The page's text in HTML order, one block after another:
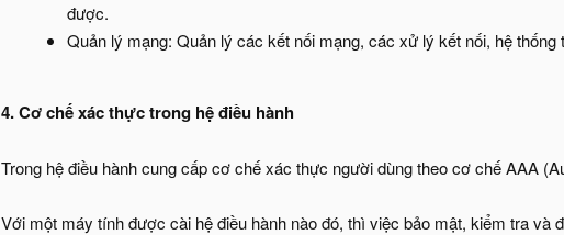
được.
Quản lý mạng: Quản lý các kết nối mạng, các xử lý kết nối, hệ
4. Cơ chế xác thực trong hệ điều hành
Trong hệ điều hành cung cấp cơ chế xác thực người dùng theo cơ chế AAA
Với một máy tính được cài hệ điều hành nào đó, thì việc bảo mật, kiểm tra và